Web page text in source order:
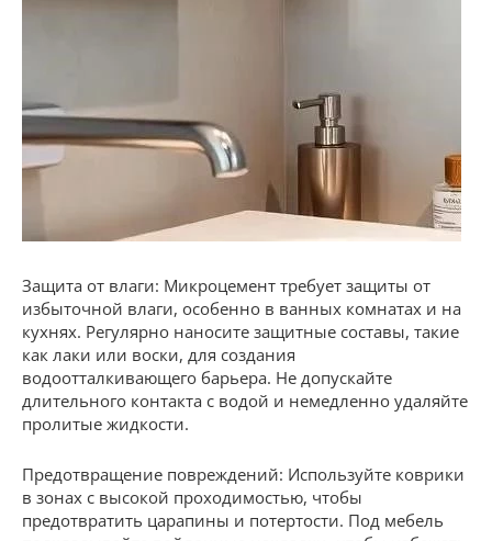
Защита от влаги: Микроцемент требует защиты от
избыточной влаги, особенно в ванных комнатах и на
кухнях. Регулярно наносите защитные составы, такие
как лаки или воски, для создания
водоотталкивающего барьера. Не допускайте
длительного контакта с водой и немедленно удаляйте
пролитые жидкости.
Предотвращение повреждений: Используйте коврики
в зонах с высокой проходимостью, чтобы
предотвратить царапины и потертости. Под мебель